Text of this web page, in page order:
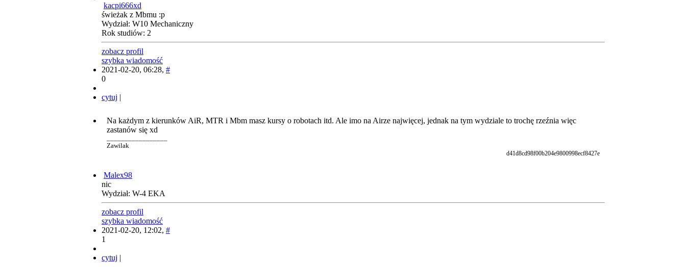
kacpi666xd
świeżak z Mbmu :p
Wydział: W10 Mechaniczny
Rok studiów: 2
zobacz profil
szybka wiadomość
2021-02-20, 06:28, #
0
cytuj |
Na każdym z kierunków AiR, MTR i Mbm masz kursy o robotach itd. Ale imo na Airze najwięcej, jednak na tym wydziale to trochę rzeźnia więc
zastanów się xd
Zawilak
d41d8cd98f00b204e9800998ecf8427e
Malex98
nic
Wydział: W-4 EKA
zobacz profil
szybka wiadomość
2021-02-20, 12:02, #
1
cytuj |